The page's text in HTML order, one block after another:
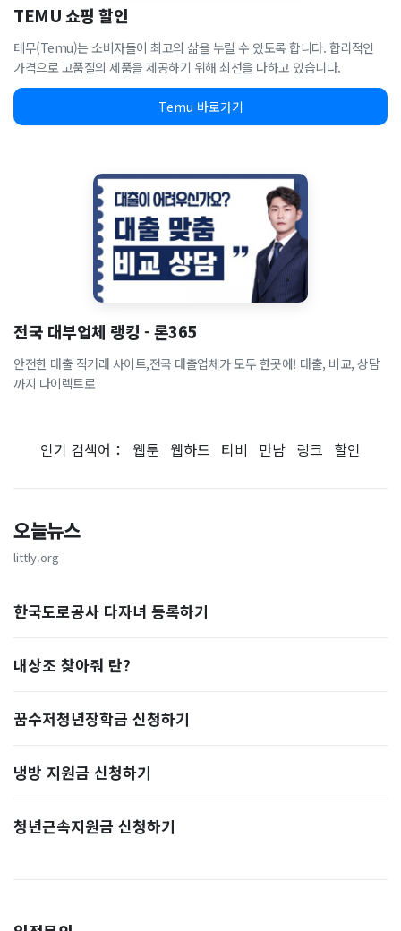
TEMU 쇼핑 할인
테무(Temu)는 소비자들이 최고의 삶을 누릴 수 있도록 합니다. 합리적인
가격으로 고품질의 제품을 제공하기 위해 최선을 다하고 있습니다.
Temu 바로가기
전국 대부업체 랭킹 - 론365
안전한 대출 직거래 사이트,전국 대출업체가 모두 한곳에! 대출, 비교, 상담
까지 다이렉트로
인기 검색어： 웹툰 웹하드 티비 만남 링크 할인
오늘뉴스
littly.org
한국도로공사 다자녀 등록하기
내상조 찾아줘 란?
꿈수저청년장학금 신청하기
냉방 지원금 신청하기
청년근속지원금 신청하기